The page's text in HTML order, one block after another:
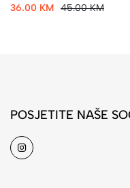
36.00 KM 45.00 KM
POSJETITE NAŠE